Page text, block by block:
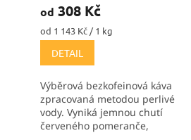
od 308 Kč
Měrná
cena:
od 1 143 Kč / 1 kg
DETAIL
Výběrová bezkofeinová káva
zpracovaná metodou perlivé
vody. Vyniká jemnou chutí
červeného pomeranče,